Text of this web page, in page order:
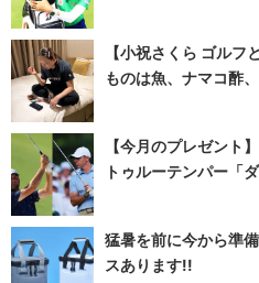
【小祝さくら ゴル
ものは魚、ナマコ酢
【今月のプレゼント
トゥルーテンパー「
猛暑を前に今から準
スあります!!